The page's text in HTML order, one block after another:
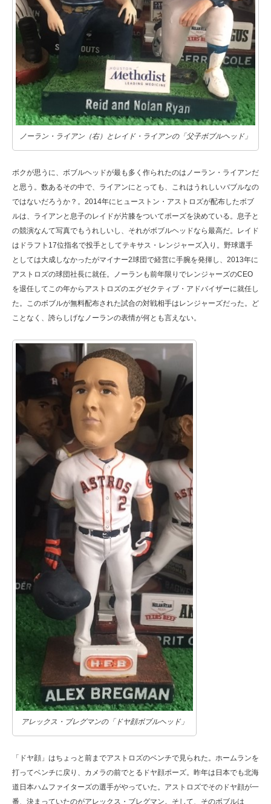
ノーラン・ライアン（右）とレイド・ライアンの「父子ボブルヘッド」
ボクが思うに、ボブルヘッドが最も多く作られたのはノーラン・ライアンだ
と思う。数あるその中で、ライアンにとっても、これはうれしいバブルなの
ではないだろうか？。2014年にヒューストン・アストロズが配布したボブ
ルは、ライアンと息子のレイドが片膝をついてポーズを決めている。息子と
の競演なんて写真でもうれしいし、それがボブルヘッドなら最高だ。レイド
はドラフト17位指名で投手としてテキサス・レンジャーズ入り。野球選手
としては大成しなかったがマイナー2球団で経営に手腕を発揮し、2013年に
アストロズの球団社長に就任。ノーランも前年限りでレンジャーズのCEO
を退任してこの年からアストロズのエグゼクティブ・アドバイザーに就任し
た。このボブルが無料配布された試合の対戦相手はレンジャーズだった。ど
ことなく、誇らしげなノーランの表情が何とも言えない。
アレックス・ブレグマンの「ドヤ顔ボブルヘッド」
「ドヤ顔」はちょっと前までアストロズのベンチで見られた。ホームランを
打ってベンチに戻り、カメラの前でとるドヤ顔ポーズ。昨年は日本でも北海
道日本ハムファイターズの選手がやっていた。アストロズでそのドヤ顔が一
番、決まっていたのがアレックス・ブレグマン。そして、そのボブルは